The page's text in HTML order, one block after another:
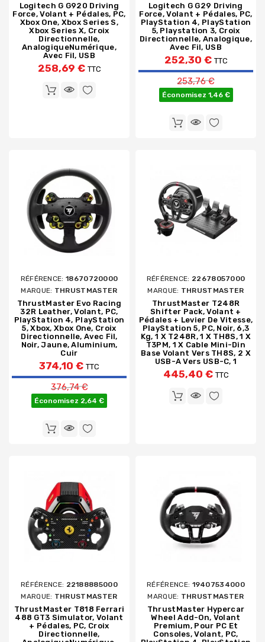
Logitech G G920 Driving
Force, Volant + Pédales, PC,
Xbox One, Xbox Series S,
Xbox Series X, Croix
Directionnelle,
AnalogiqueNumérique,
Avec Fil, USB
258,69 € TTC
Logitech G G29 Driving
Force, Volant + Pédales, PC,
PlayStation 4, PlayStation
5, Playstation 3, Croix
Directionnelle, Analogique,
Avec Fil, USB
252,30 € TTC
Prix de base
253,76 €
Économisez 1,46 €
RÉFÉRENCE: 18670720000
MARQUE: THRUSTMASTER
ThrustMaster Evo Racing
32R Leather, Volant, PC,
PlayStation 4, PlayStation
5, Xbox, Xbox One, Croix
Directionnelle, Avec Fil,
Noir, Jaune, Aluminium,
Cuir
374,10 € TTC
Prix de base
376,74 €
Économisez 2,64 €
RÉFÉRENCE: 22678057000
MARQUE: THRUSTMASTER
ThrustMaster T248R
Shifter Pack, Volant +
Pédales + Levier De Vitesse,
PlayStation 5, PC, Noir, 6,3
Kg, 1 X T248R, 1 X TH8S, 1 X
T3PM, 1 X Cable Mini-Din
Base Volant Vers TH8S, 2 X
USB-A Vers USB-C, 1
445,40 € TTC
RÉFÉRENCE: 22188885000
MARQUE: THRUSTMASTER
ThrustMaster T818 Ferrari
488 GT3 Simulator, Volant
+ Pédales, PC, Croix
Directionnelle,
RÉFÉRENCE: 19407534000
MARQUE: THRUSTMASTER
ThrustMaster Hypercar
Wheel Add-On, Volant
Premium, Pour PC Et
Consoles, Volant, PC,